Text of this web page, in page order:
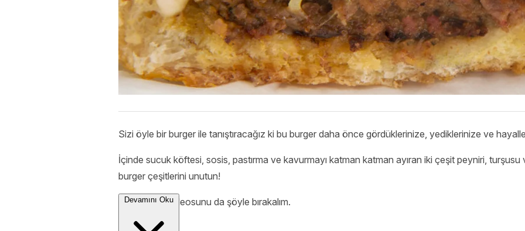
Sizi öyle bir burger ile tanıştıracağız ki bu burger daha önce gördüklerinize, yediklerinize ve
İçinde sucuk köftesi, sosis, pastırma ve kavurmayı katman katman ayıran iki çeşit peyniri,
burger çeşitlerini unutun!
Eh öyleyse videosunu da şöyle bırakalım.
Devamını Oku